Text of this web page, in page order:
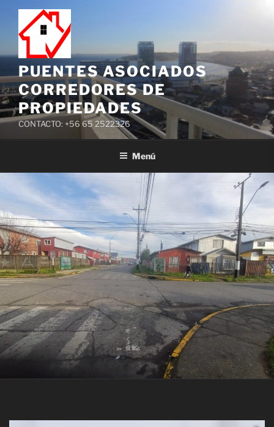
PUENTES ASOCIADOS
CORREDORES DE
PROPIEDADES
CONTACTO: +56 65 2522326
Menú